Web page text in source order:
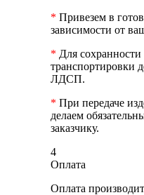
* Привезем в
зависимости от
* Для сохранности
транспортировки
ЛДСП.
* При передаче
делаем
заказчику.
4
Оплата
Оплата